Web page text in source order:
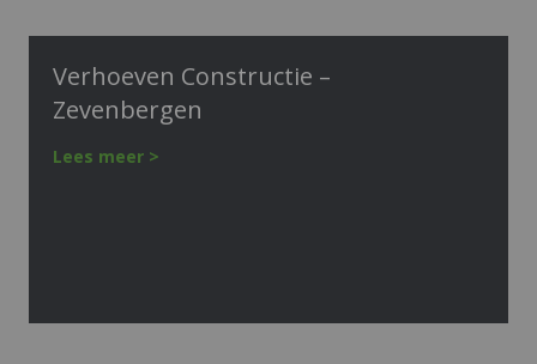
Verhoeven Constructie –
Zevenbergen
Lees meer >